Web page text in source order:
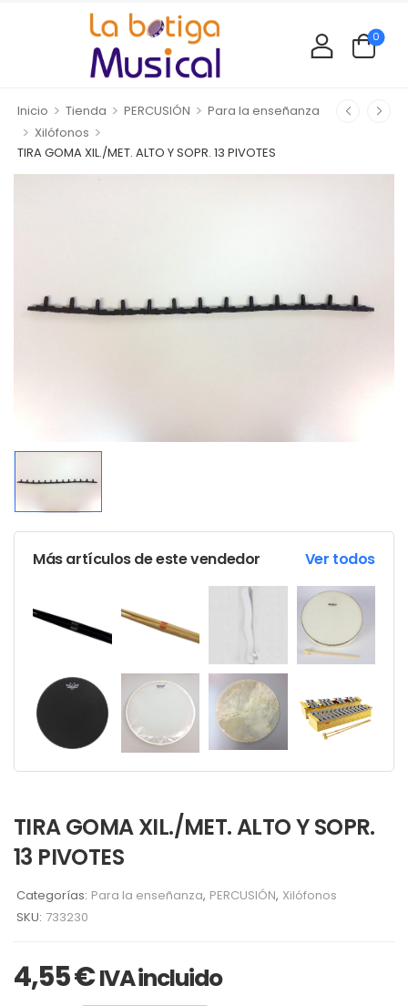
0
Inicio > Tienda > PERCUSIÓN > Para la enseñanza
> Xilófonos >
TIRA GOMA XIL./MET. ALTO Y SOPR. 13 PIVOTES
Más artículos de este vendedor Ver todos
TIRA GOMA XIL./MET. ALTO Y SOPR.
13 PIVOTES
Categorías: Para la enseñanza, PERCUSIÓN, Xilófonos
SKU: 733230
4,55€ IVA incluido